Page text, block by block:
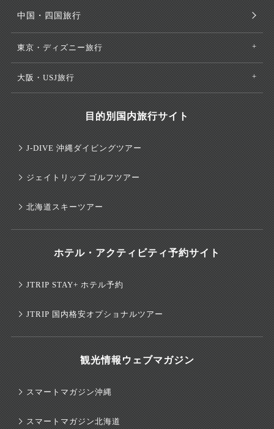
中国・四国旅行
東京・ディズニー旅行
大阪・USJ旅行
目的別国内旅行サイト
J-DIVE 沖縄ダイビングツアー
ジェイトリップ ゴルフツアー
北海道スキーツアー
ホテル・アクティビティ予約サイト
JTRIP STAY+ ホテル予約
JTRIP 国内格安オプショナルツアー
観光情報ウェブマガジン
スマートマガジン沖縄
スマートマガジン北海道